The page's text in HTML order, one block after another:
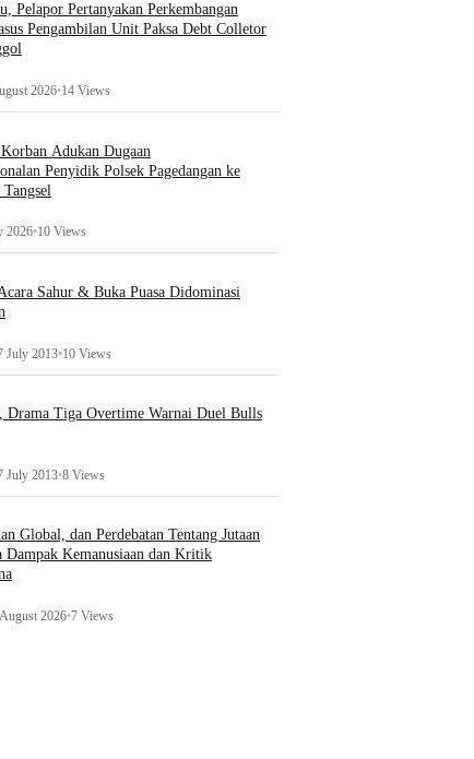
Pelapor Pertanyakan Perkembangan
Pengambilan Unit Paksa Debt Colletor
2026•14 Views
Adukan Dugaan
Penyidik Polsek Pagedangan ke
2026•10 Views
Sahur & Buka Puasa Didominasi
July 2013•10 Views
Tiga Overtime Warnai Duel Bulls
July 2013•8 Views
Global, dan Perdebatan Tentang Jutaan
Dampak Kemanusiaan dan Kritik
2026•7 Views